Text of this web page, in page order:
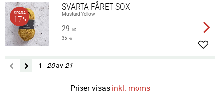
SVARTA FÅRET SOX
Mustard Yellow
29 KR
35 KR
SPARA
17%
1–20av 21
Priser visas inkl. moms